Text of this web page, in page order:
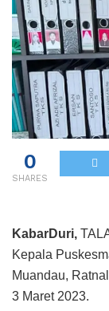
0
SHARES
KabarDuri,
Kepala
Muandau,
3 Maret 2023.